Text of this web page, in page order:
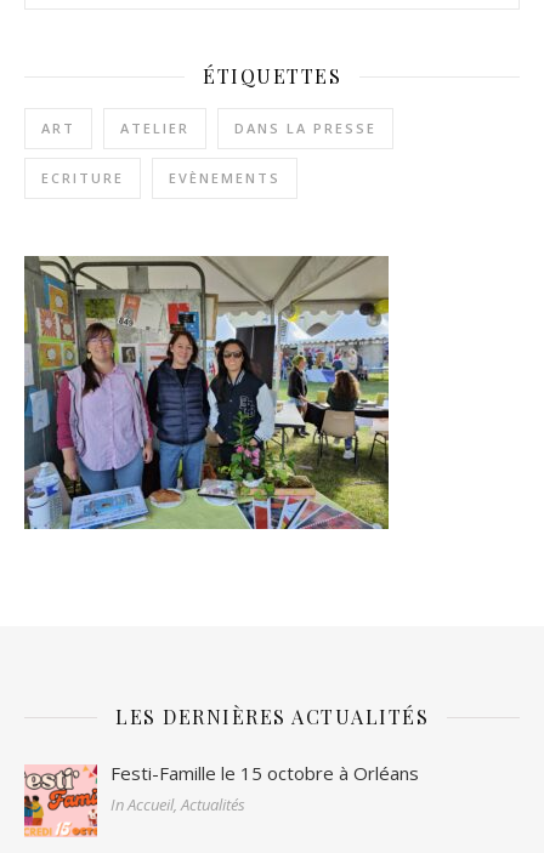
ÉTIQUETTES
ART ATELIER DANS LA PRESSE
ECRITURE EVÈNEMENTS
LES DERNIÈRES ACTUALITÉS
Festi-Famille le 15 octobre à Orléans
In Accueil, Actualités